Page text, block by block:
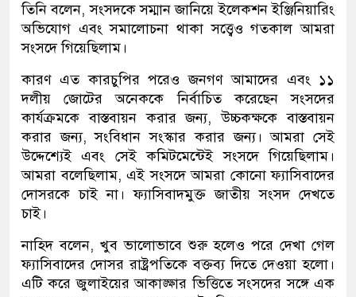
তিনি বলেন, সংসদকে সম্মান জানিয়ে ইলেকশন ইঞ্জিনিয়ারিং
অভিযোগ এবং সমালোচনা থাকা সত্ত্বেও গতকাল আমরা
সংসদে গিয়েছিলাম।
কারণ এত কারচুপির পরেও জনগণ আমাদের এবং ১১
দলীয় জোটের অনেককে নির্বাচিত করেছেন সংসদের
কার্যক্রমকে বাস্তবায়ন করার জন্য, উচ্চকক্ষকে বাস্তবায়ন
করার জন্য, সংবিধান সংস্কার করার জন্য। আমরা সেই
উদ্দেশ্যেই এবং সেই কমিটমেন্টেই সংসদে গিয়েছিলাম।
আমরা বলেছিলাম, এই সংসদে আমরা কোনো ফ্যাসিবাদের
দোসরকে চাই না। ফ্যাসিবাদমুক্ত জাতীয় সংসদ দেখতে
চাই।
নাহিদ বলেন, খুব ভালোভাবে শুরু হলেও পরে দেখা গেল
ফ্যাসিবাদের দোসর রাষ্ট্রপতিকে বক্তব্য দিতে দেওয়া হলো।
এটি করে জুলাইয়ের আকাঙ্ক্ষার ভিত্তিতে সংসদের সঙ্গে এক